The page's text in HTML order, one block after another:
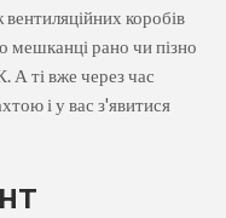
коробів
мешканці рано чи пізно
А ті вже через час
і у вас з'явитися